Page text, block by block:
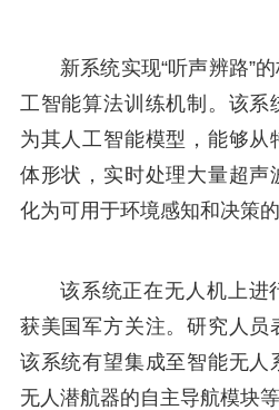
新系统实现“听声辨路”
工智能算法训练机制。该系
为其人工智能模型，能够从
体形状，实时处理大量超声
化为可用于环境感知和决策的
该系统正在无人机上进
获美国军方关注。研究人员
该系统有望集成至智能无人
无人潜航器的自主导航模块